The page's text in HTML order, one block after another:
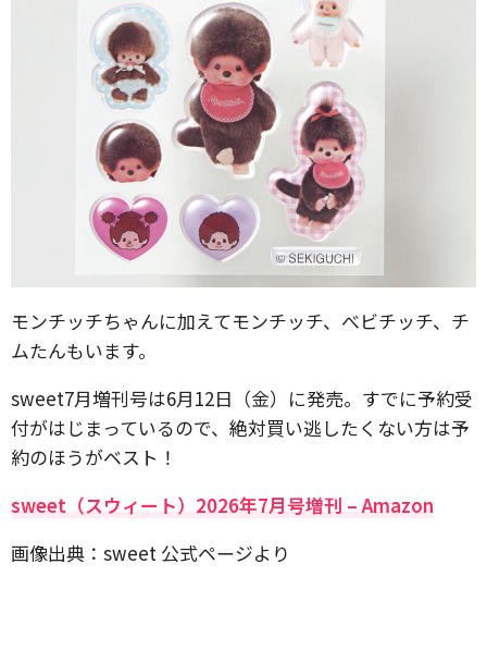
モンチッチちゃんに加えてモンチッチ、べビチッチ、チ
ムたんもいます。
sweet7月増刊号は6月12日（金）に発売。すでに予約受
付がはじまっているので、絶対買い逃したくない方は予
約のほうがベスト！
sweet（スウィート）2026年7月号増刊 – Amazon
画像出典：sweet 公式ページより